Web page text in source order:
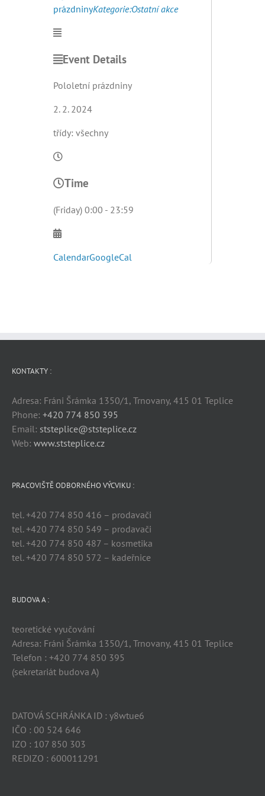
prázdninyKategorie:Ostatní akce
Event Details
Pololetní prázdniny
2. 2. 2024
třídy: všechny
Time
(Friday) 0:00 - 23:59
CalendarGoogleCal
KONTAKTY :
Adresa: Fráni Šrámka 1350/1, Trnovany, 415 01 Teplice
Phone: +420 774 850 395
Email: ststeplice@ststeplice.cz
Web: www.ststeplice.cz
PRACOVIŠTĚ ODBORNÉHO VÝCVIKU :
tel. +420 774 850 416 – prodavači
tel. +420 774 850 549 – prodavači
tel. +420 774 850 487 – kosmetika
tel. +420 774 850 572 – kadeřnice
BUDOVA A :
teoretické vyučování
Adresa: Fráni Šrámka 1350/1, Trnovany, 415 01 Teplice
Telefon : +420 774 850 395
(sekretariát budova A)
DATOVÁ SCHRÁNKA ID : y8wtue6
IČO : 00 524 646
IZO : 107 850 303
REDIZO : 600011291